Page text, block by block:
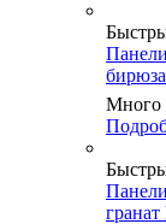
Много